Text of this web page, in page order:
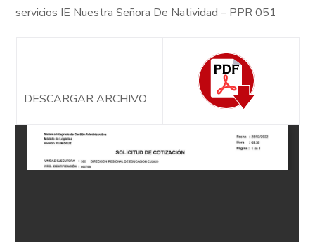
servicios IE Nuestra Señora De Natividad – PPR 051
DESCARGAR ARCHIVO